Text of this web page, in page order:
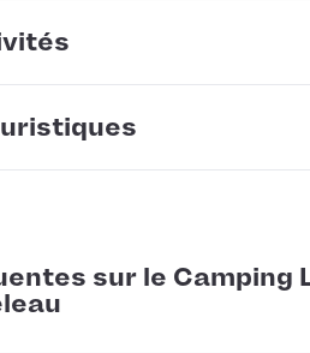
sur le Camping